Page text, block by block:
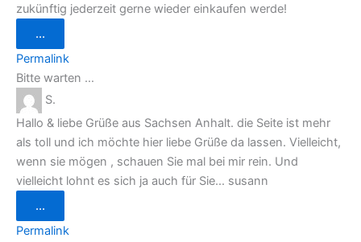
zukünftig jederzeit gerne wieder einkaufen werde!
...
Metabox
ein-/ausblenden.
Permalink
Bitte warten …
S.
Hallo & liebe Grüße aus Sachsen Anhalt. die Seite ist mehr
als toll und ich möchte hier liebe Grüße da lassen. Vielleicht,
wenn sie mögen , schauen Sie mal bei mir rein. Und
vielleicht lohnt es sich ja auch für Sie... susann
...
Metabox
ein-/ausblenden.
Permalink